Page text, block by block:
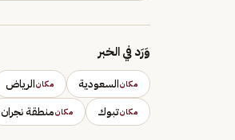
وَرَد في الخبر
مكانالسعودية مكانالرياض
مكانتبوك مكانمنطقة نجران